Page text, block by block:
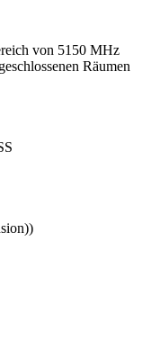
von 5150 MHz
Räumen